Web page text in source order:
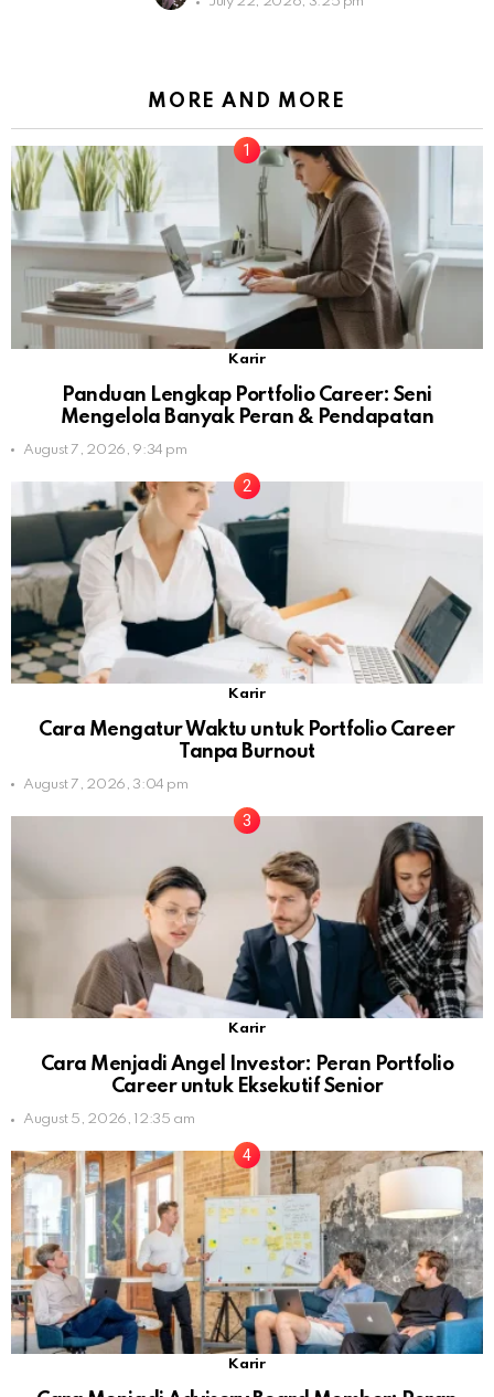
MORE AND MORE
Karir
Panduan Lengkap Portfolio Career: Seni
Mengelola Banyak Peran & Pendapatan
August 7, 2026, 9:34 pm
Karir
Cara Mengatur Waktu untuk Portfolio Career
Tanpa Burnout
August 7, 2026, 3:04 pm
Karir
Cara Menjadi Angel Investor: Peran Portfolio
Career untuk Eksekutif Senior
August 5, 2026, 12:35 am
Karir